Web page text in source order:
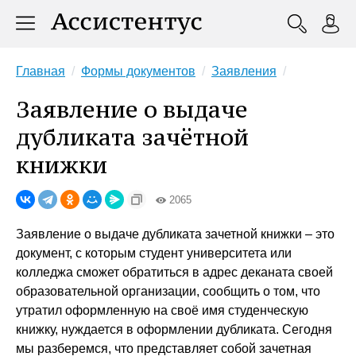
Главная Формы документов Заявления
Заявление о выдаче
дубликата зачётной
книжки
2065
Заявление о выдаче дубликата зачетной книжки – это
документ, с которым студент университета или
колледжа сможет обратиться в адрес деканата своей
образовательной организации, сообщить о том, что
утратил оформленную на своё имя студенческую
книжку, нуждается в оформлении дубликата. Сегодня
мы разберемся, что представляет собой зачетная